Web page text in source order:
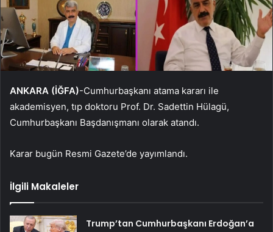
ANKARA (İĞFA)-Cumhurbaşkanı atama kararı ile
akademisyen, tıp doktoru Prof. Dr. Sadettin Hülagü,
Cumhurbaşkanı Başdanışmanı olarak atandı.
Karar bugün Resmi Gazete’de yayımlandı.
İlgili Makaleler
Trump’tan Cumhurbaşkanı Erdoğan’a